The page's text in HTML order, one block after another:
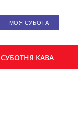
МОЯ СУБОТА
СУБОТНЯ КАВА